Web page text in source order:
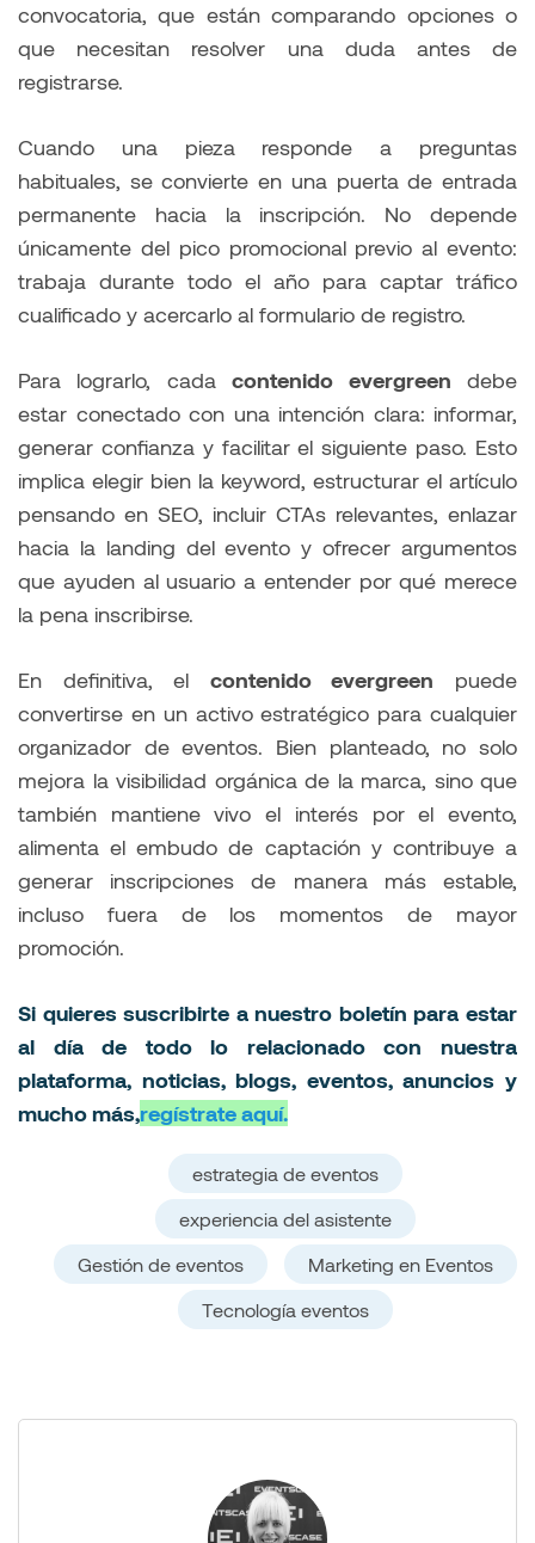
convocatoria, que están comparando opciones o
que necesitan resolver una duda antes de
registrarse.
Cuando una pieza responde a preguntas
habituales, se convierte en una puerta de entrada
permanente hacia la inscripción. No depende
únicamente del pico promocional previo al evento:
trabaja durante todo el año para captar tráfico
cualificado y acercarlo al formulario de registro.
Para lograrlo, cadacontenido evergreen debe
estar conectado con una intención clara: informar,
generar confianza y facilitar el siguiente paso. Esto
implica elegir bien la keyword, estructurar el artículo
pensando en SEO, incluir CTAs relevantes, enlazar
hacia la landing del evento y ofrecer argumentos
que ayuden al usuario a entender por qué merece
la pena inscribirse.
En definitiva, el contenido evergreen puede
convertirse en un activo estratégico para cualquier
organizador de eventos. Bien planteado, no solo
mejora la visibilidad orgánica de la marca, sino que
también mantiene vivo el interés por el evento,
alimenta el embudo de captación y contribuye a
generar inscripciones de manera más estable,
incluso fuera de los momentos de mayor
promoción.
Si quieres suscribirte a nuestro boletín para estar
al día de todo lo relacionado con nuestra
plataforma, noticias, blogs, eventos, anuncios y
mucho más,regístrate aquí.
estrategia de eventos
experiencia del asistente
Gestión de eventos
Marketing en Eventos
Tecnología eventos